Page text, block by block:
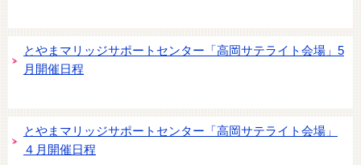
とやまマリッジサポートセンター「高岡サテライト会場」5
月開催日程
とやまマリッジサポートセンター「高岡サテライト会場」
４月開催日程